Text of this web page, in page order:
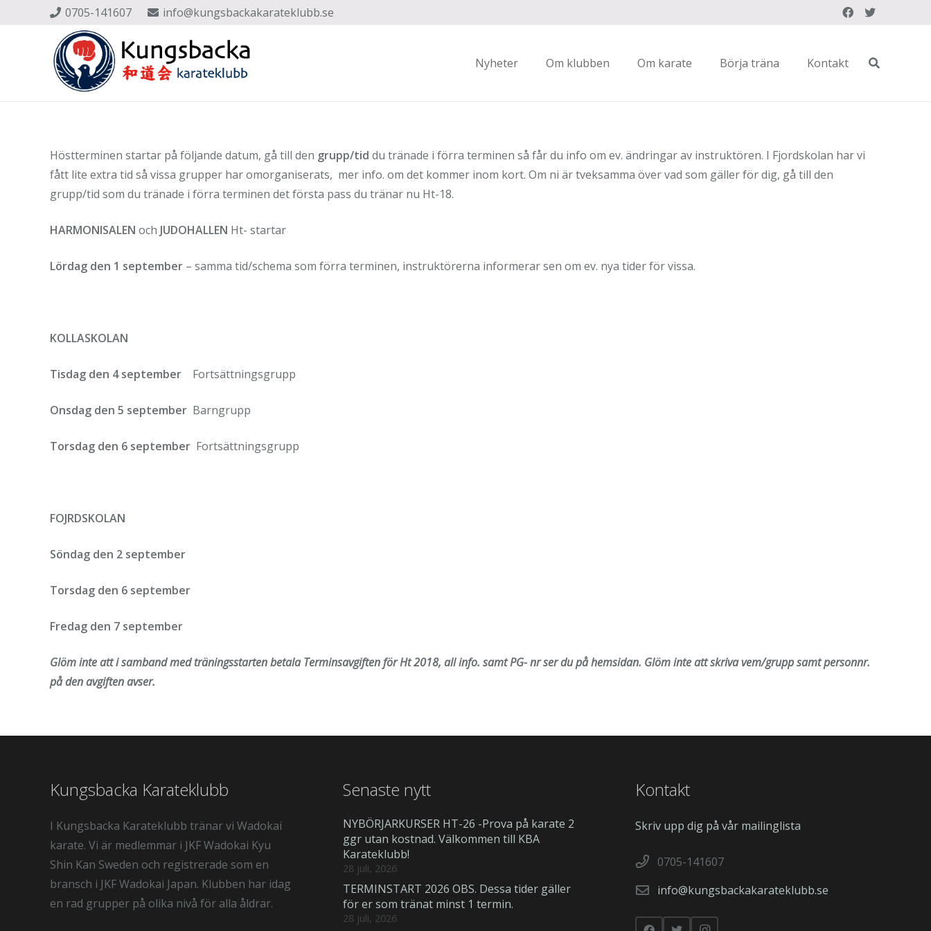
0705-141607 info@kungsbackakarateklubb.se
Nyheter Om klubben Om karate Börja träna Kontakt
Höstterminen startar på följande datum, gå till den grupp/tid du tränade i förra terminen så får du info om ev. ändringar av instruktören. I Fjordskolan har vi
fått lite extra tid så vissa grupper har omorganiserats, mer info. om det kommer inom kort. Om ni är tveksamma över vad som gäller för dig, gå till den
grupp/tid som du tränade i förra terminen det första pass du tränar nu Ht-18.
HARMONISALEN och JUDOHALLEN Ht- startar
Lördag den 1 september – samma tid/schema som förra terminen, instruktörerna informerar sen om ev. nya tider för vissa.
KOLLASKOLAN
Tisdag den 4 september Fortsättningsgrupp
Onsdag den 5 september Barngrupp
Torsdag den 6 september Fortsättningsgrupp
FOJRDSKOLAN
Söndag den 2 september
Torsdag den 6 september
Fredag den 7 september
Glöm inte att i samband med träningsstarten betala Terminsavgiften för Ht 2018, all info. samt PG- nr ser du på hemsidan. Glöm inte att skriva vem/grupp samt personnr.
på den avgiften avser.
Kungsbacka Karateklubb
I Kungsbacka Karateklubb tränar vi Wadokai
karate. Vi är medlemmar i JKF Wadokai Kyu
Shin Kan Sweden och registrerade som en
bransch i JKF Wadokai Japan. Klubben har idag
en rad grupper på olika nivå för alla åldrar.
Senaste nytt
NYBÖRJARKURSER HT-26 -Prova på karate 2
ggr utan kostnad. Välkommen till KBA
Karateklubb!
28 juli, 2026
TERMINSTART 2026 OBS. Dessa tider gäller
för er som tränat minst 1 termin.
28 juli, 2026
Kontakt
Skriv upp dig på vår mailinglista
0705-141607
info@kungsbackakarateklubb.se